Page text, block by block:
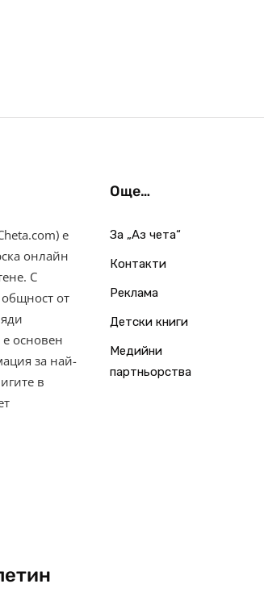
е
онлайн
С
от
е основен
за най-
в
Още…
За „Аз чета“
Контакти
Реклама
Детски книги
Медийни
партньорства